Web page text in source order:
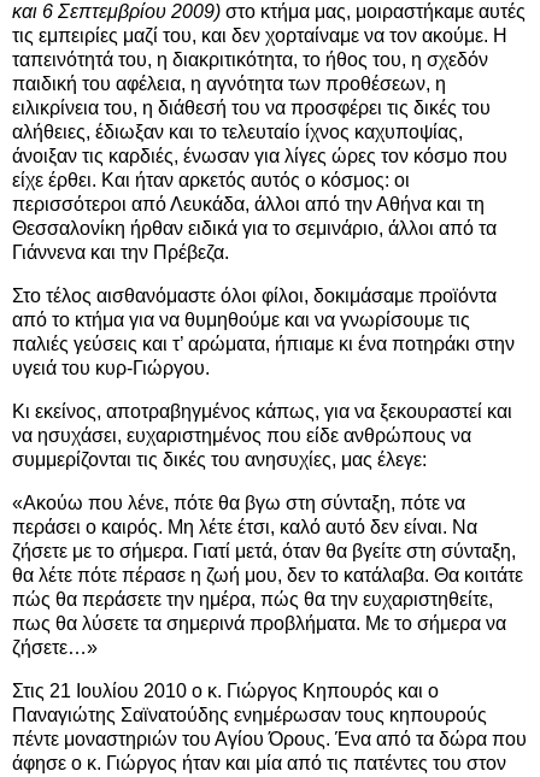
και 6 Σεπτεμβρίου 2009) στο κτήμα μας, μοιραστήκαμε αυτές
τις εμπειρίες μαζί του, και δεν χορταίναμε να τον ακούμε. Η
ταπεινότητά του, η διακριτικότητα, το ήθος του, η σχεδόν
παιδική του αφέλεια, η αγνότητα των προθέσεων, η
ειλικρίνεια του, η διάθεσή του να προσφέρει τις δικές του
αλήθειες, έδιωξαν και το τελευταίο ίχνος καχυποψίας,
άνοιξαν τις καρδιές, ένωσαν για λίγες ώρες τον κόσμο που
είχε έρθει. Και ήταν αρκετός αυτός ο κόσμος: οι
περισσότεροι από Λευκάδα, άλλοι από την Αθήνα και τη
Θεσσαλονίκη ήρθαν ειδικά για το σεμινάριο, άλλοι από τα
Γιάννενα και την Πρέβεζα.
Στο τέλος αισθανόμαστε όλοι φίλοι, δοκιμάσαμε προϊόντα
από το κτήμα για να θυμηθούμε και να γνωρίσουμε τις
παλιές γεύσεις και τ’ αρώματα, ήπιαμε κι ένα ποτηράκι στην
υγειά του κυρ-Γιώργου.
Κι εκείνος, αποτραβηγμένος κάπως, για να ξεκουραστεί και
να ησυχάσει, ευχαριστημένος που είδε ανθρώπους να
συμμερίζονται τις δικές του ανησυχίες, μας έλεγε:
«Ακούω που λένε, πότε θα βγω στη σύνταξη, πότε να
περάσει ο καιρός. Μη λέτε έτσι, καλό αυτό δεν είναι. Να
ζήσετε με το σήμερα. Γιατί μετά, όταν θα βγείτε στη σύνταξη,
θα λέτε πότε πέρασε η ζωή μου, δεν το κατάλαβα. Θα κοιτάτε
πώς θα περάσετε την ημέρα, πώς θα την ευχαριστηθείτε,
πως θα λύσετε τα σημερινά προβλήματα. Με το σήμερα να
ζήσετε…»
Στις 21 Ιουλίου 2010 ο κ. Γιώργος Κηπουρός και ο
Παναγιώτης Σαϊνατούδης ενημέρωσαν τους κηπουρούς
πέντε μοναστηριών του Αγίου Όρους. Ένα από τα δώρα που
άφησε ο κ. Γιώργος ήταν και μία από τις πατέντες του στον